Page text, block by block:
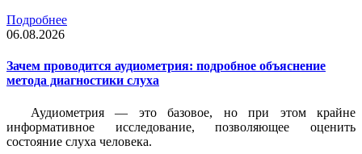
Подробнее
06.08.2026
Зачем проводится аудиометрия: подробное объяснение
метода диагностики слуха
Аудиометрия — это базовое, но при этом крайне
информативное исследование, позволяющее оценить
состояние слуха человека.